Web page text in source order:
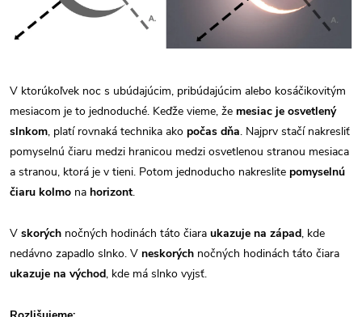
V ktorúkoľvek noc s ubúdajúcim, pribúdajúcim alebo kosáčikovitým
mesiacom je to jednoduché. Keďže vieme, že mesiac je osvetlený
slnkom, platí rovnaká technika ako počas dňa. Najprv stačí nakresliť
pomyselnú čiaru medzi hranicou medzi osvetlenou stranou mesiaca
a stranou, ktorá je v tieni. Potom jednoducho nakreslite pomyselnú
čiaru kolmo na horizont.
V skorých nočných hodinách táto čiara ukazuje na západ, kde
nedávno zapadlo slnko. V neskorých nočných hodinách táto čiara
ukazuje na východ, kde má slnko vyjsť.